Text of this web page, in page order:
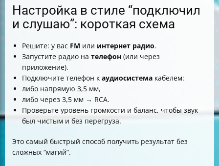
Настройка в стиле “подключил
и слушаю”: короткая схема
Решите: у вас FM или интернет радио.
Запустите радио на телефон (или через
приложение).
Подключите телефон к аудиосистема кабелем:
либо напрямую 3,5 мм,
либо через 3,5 мм → RCA.
Проверьте уровень громкости и баланс, чтобы звук
был чистым и без перегруза.
Это самый быстрый способ получить результат без
сложных “магий”.